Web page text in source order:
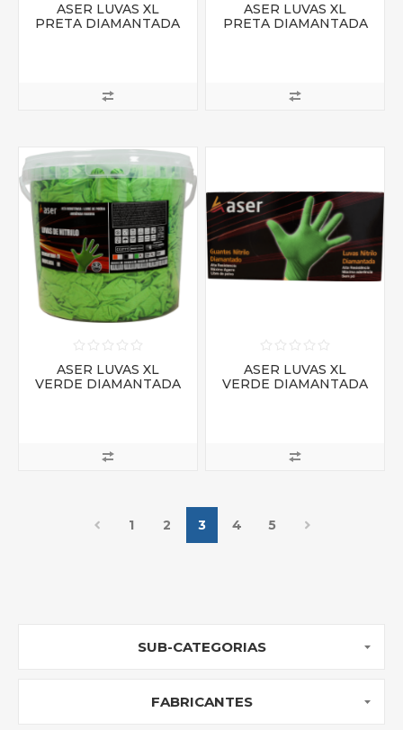
ASER LUVAS XL
PRETA DIAMANTADA
ASER LUVAS XL
PRETA DIAMANTADA
ASER LUVAS XL
VERDE DIAMANTADA
ASER LUVAS XL
VERDE DIAMANTADA
1 2 3 4 5
SUB-CATEGORIAS
FABRICANTES